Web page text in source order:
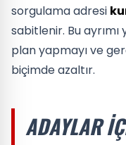
sorgulama adresi
sabitlenir. Bu
plan yapmayı ve
biçimde azaltır.
ADAYLAR